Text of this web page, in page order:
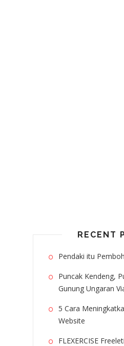
RECENT
Pendaki itu
Puncak Kendeng,
Gunung Ungaran
5 Cara
Website
FLEXERCISE